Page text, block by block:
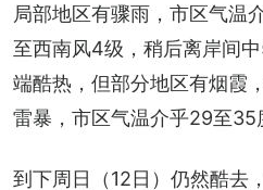
局部地区有骤雨，市区气温
至西南风4级，稍后离岸间
端酷热，但部分地区有烟霞
雷暴，市区气温介乎29至35
到下周日（12日）仍然酷去